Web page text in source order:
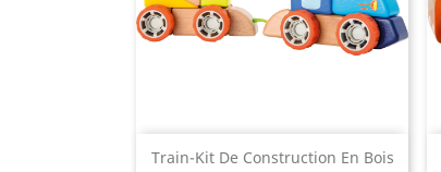
Train-Kit De Construction En Bois
Aperçu rapide